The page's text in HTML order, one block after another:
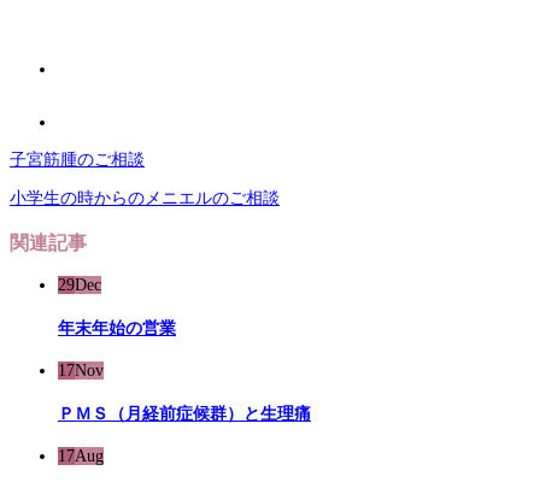
子宮筋腫のご相談
小学生の時からのメニエルのご相談
関連記事
29Dec
年末年始の営業
17Nov
ＰＭＳ（月経前症候群）と生理痛
17Aug